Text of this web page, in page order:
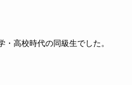
・高校時代の同級生でした。